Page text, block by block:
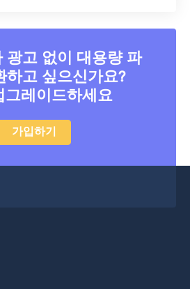
광고 없이 대용량 파
하고 싶으신가요?
그레이드하세요
가입하기